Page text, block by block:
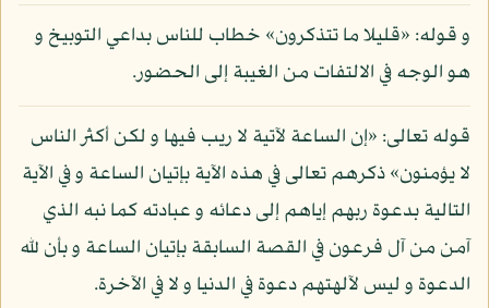
و قوله: «قليلا ما تتذكرون» خطاب للناس بداعي التوبيخ و
هو الوجه في الالتفات من الغيبة إلى الحضور.
قوله تعالى: «إن الساعة لآتية لا ريب فيها و لكن أكثر الناس
لا يؤمنون» ذكرهم تعالى في هذه الآية بإتيان الساعة و في الآية
التالية بدعوة ربهم إياهم إلى دعائه و عبادته كما نبه الذي
آمن من آل فرعون في القصة السابقة بإتيان الساعة و بأن لله
الدعوة و ليس لآلهتهم دعوة في الدنيا و لا في الآخرة.